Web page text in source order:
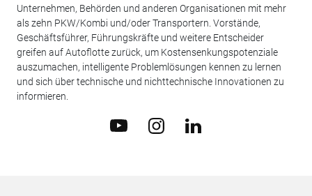
Unternehmen, Behörden und anderen Organisationen mit mehr
als zehn PKW/Kombi und/oder Transportern. Vorstände,
Geschäftsführer, Führungskräfte und weitere Entscheider
greifen auf Autoflotte zurück, um Kostensenkungspotenziale
auszumachen, intelligente Problemlösungen kennen zu lernen
und sich über technische und nichttechnische Innovationen zu
informieren.